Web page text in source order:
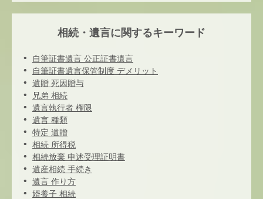
相続・遺言に関するキーワード
自筆証書遺言 公正証書遺言
自筆証書遺言保管制度 デメリット
遺贈 死因贈与
兄弟 相続
遺言執行者 権限
遺言 種類
特定 遺贈
相続 所得税
相続放棄 申述受理証明書
遺産相続 手続き
遺言 作り方
婿養子 相続